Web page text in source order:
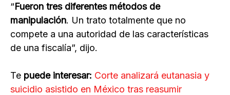
“Fueron tres diferentes métodos de
manipulación. Un trato totalmente que no
compete a una autoridad de las características
de una fiscalía”, dijo.
Te puede interesar: Corte analizará eutanasia y
suicidio asistido en México tras reasumir